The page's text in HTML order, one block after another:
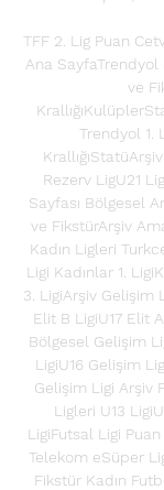
TFF 2. Lig Puan
Ana
ve
Trendyol 1.
Rezerv LigU21
Sayfası Bölgesel
ve FikstürArşiv
Kadın Ligleri
Ligi Kadınlar 1.
3. LigiArşiv Gelişim
Elit B LigiU17 Elit
Bölgesel Gelişim
LigiU16 Gelişim
Gelişim Ligi Arşiv
Ligleri U13
LigiFutsal Ligi
Telekom eSüper
Fikstür Kadın